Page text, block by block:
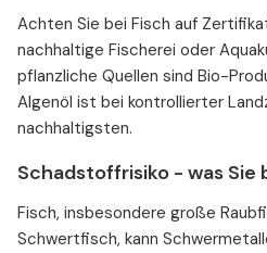
Achten Sie bei Fisch auf
nachhaltige Fischerei oder
pflanzliche Quellen sind Bio-
Algenöl ist bei kontrollierter
nachhaltigsten.
Schadstoffrisiko - was Sie
Fisch, insbesondere große
Schwertfisch, kann